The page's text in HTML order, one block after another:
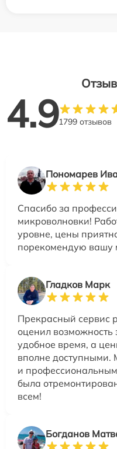
4.91799 отзывов
Пономарев
Спасибо за
микроволновки!
уровне, цены
порекомендую вашу
Гладков Марк
Прекрасный сервис
оценил возможность
удобное время, а
вполне
и
была
всем!
Богданов